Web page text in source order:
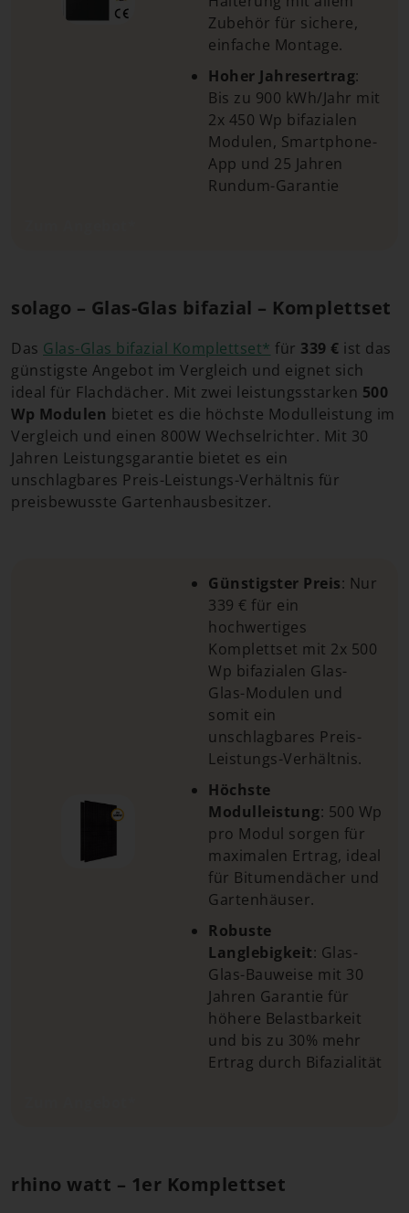
Zubehör für sichere,
einfache Montage.
Hoher Jahresertrag:
Bis zu 900 kWh/Jahr mit
2x 450 Wp bifazialen
Modulen, Smartphone-
App und 25 Jahren
Rundum-Garantie
solago – Glas-Glas bifazial – Komplettset
Das Glas-Glas bifazial Komplettset* für 339 € ist das
günstigste Angebot im Vergleich und eignet sich
ideal für Flachdächer. Mit zwei leistungsstarken 500
Wp Modulen bietet es die höchste Modulleistung im
Vergleich und einen 800W Wechselrichter. Mit 30
Jahren Leistungsgarantie bietet es ein
unschlagbares Preis-Leistungs-Verhältnis für
preisbewusste Gartenhausbesitzer.
Günstigster Preis: Nur
339 € für ein
hochwertiges
Komplettset mit 2x 500
Wp bifazialen Glas-
Glas-Modulen und
somit ein
unschlagbares Preis-
Leistungs-Verhältnis.
Höchste
Modulleistung: 500 Wp
pro Modul sorgen für
maximalen Ertrag, ideal
für Bitumendächer und
Gartenhäuser.
Robuste
Langlebigkeit: Glas-
Glas-Bauweise mit 30
Jahren Garantie für
höhere Belastbarkeit
und bis zu 30% mehr
Ertrag durch Bifazialität
rhino watt – 1er Komplettset